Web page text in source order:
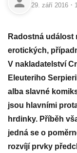
29. září 2016 ·
Radostná
erotických,
V nakladatelství
Eleuteriho
alba slavné
jsou hlavními
hrdinky. Příběh
jedná se o
rozvíjí prvky